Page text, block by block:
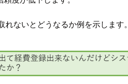
れないとどうなるか例を示します